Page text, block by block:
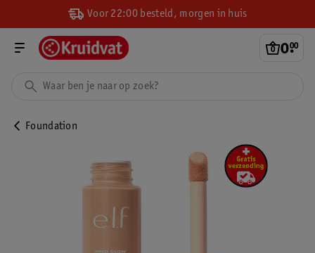
Voor 22:00 besteld, morgen in huis
0.
00
Foundation